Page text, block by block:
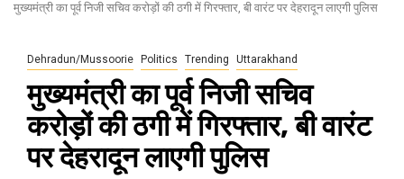
मुख्यमंत्री का पूर्व निजी सचिव करोड़ों की ठगी में गिरफ्तार, बी वारंट पर देहरादून लाएगी पुलिस
Dehradun/Mussoorie Politics Trending Uttarakhand
मुख्यमंत्री का पूर्व निजी सचिव
करोड़ों की ठगी में गिरफ्तार, बी वारंट
पर देहरादून लाएगी पुलिस